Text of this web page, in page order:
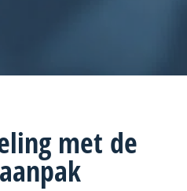
met de